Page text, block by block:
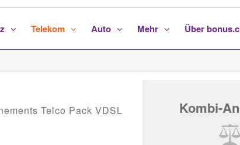
Telekom Auto Mehr Über
Telco Pack VDSL Kombi-